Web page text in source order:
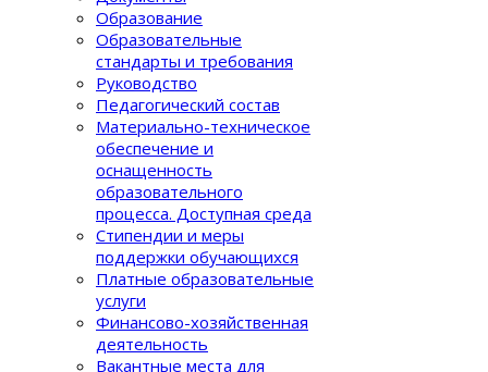
Образование
Образовательные
стандарты и требования
Руководство
Педагогический состав
Материально-техническое
обеспечение и
оснащенность
образовательного
процеcса. Доступная среда
Стипендии и меры
поддержки обучающихся
Платные образовательные
услуги
Финансово-хозяйственная
деятельность
Вакантные места для